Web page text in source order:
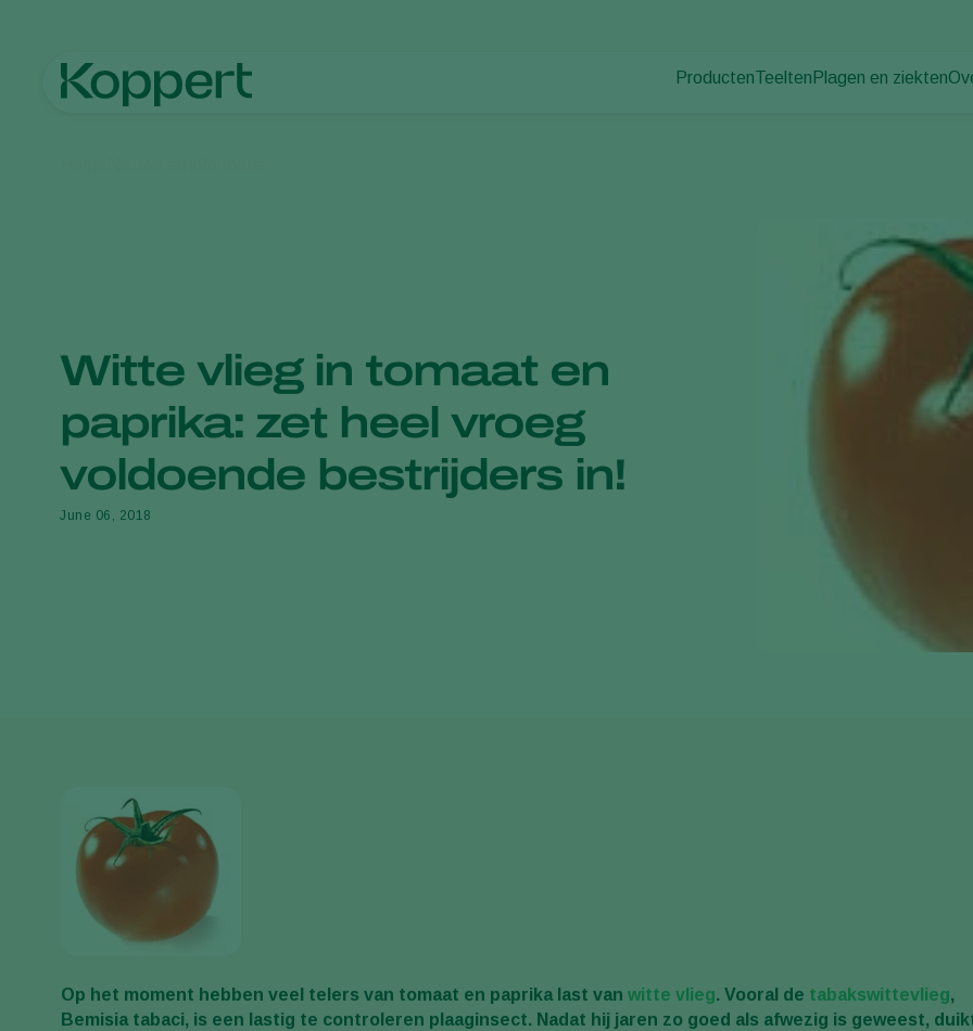
ProductenTeelten
Akkerbouwgewassen
Plagen en ziekten
Witte vlieg in tomaat en
paprika: zet heel vroeg
voldoende bestrijders in!
June 06, 2018
Op het moment hebben veel telers van tomaat en paprika last van witte vlieg. Vooral de tabakswittevlieg,
Bemisia tabaci, is een lastig te controleren plaaginsect. Nadat hij jaren zo goed als afwezig is geweest,